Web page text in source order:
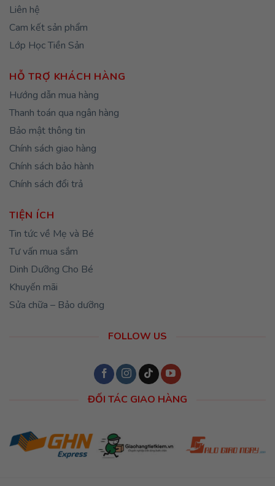
Liên hệ
Cam kết sản phẩm
Lớp Học Tiền Sản
HỖ TRỢ KHÁCH HÀNG
Hướng dẫn mua hàng
Thanh toán qua ngân hàng
Bảo mật thông tin
Chính sách giao hàng
Chính sách bảo hành
Chính sách đổi trả
TIỆN ÍCH
Tin tức về Mẹ và Bé
Tư vấn mua sắm
Dinh Dưỡng Cho Bé
Khuyến mãi
Sửa chữa – Bảo dưỡng
FOLLOW US
ĐỐI TÁC GIAO HÀNG